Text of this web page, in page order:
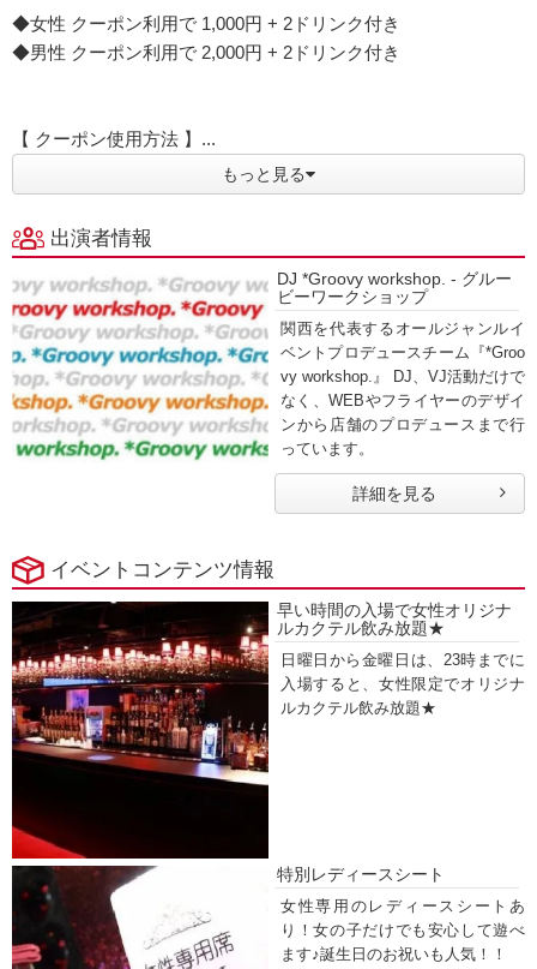
◆女性 クーポン利用で 1,000円 + 2ドリンク付き
◆男性 クーポン利用で 2,000円 + 2ドリンク付き
【 クーポン使用方法 】...
もっと見る
出演者情報
DJ *Groovy workshop. - グルー
ビーワークショップ
関西を代表するオールジャンルイ
ベントプロデュースチーム『*Groo
vy workshop.』 DJ、VJ活動だけで
なく、WEBやフライヤーのデザイ
ンから店舗のプロデュースまで行
っています。
詳細を見る
イベントコンテンツ情報
早い時間の入場で女性オリジナ
ルカクテル飲み放題★
日曜日から金曜日は、23時までに
入場すると、女性限定でオリジナ
ルカクテル飲み放題★
特別レディースシート
女性専用のレディースシートあ
り！女の子だけでも安心して遊べ
ます♪誕生日のお祝いも人気！！